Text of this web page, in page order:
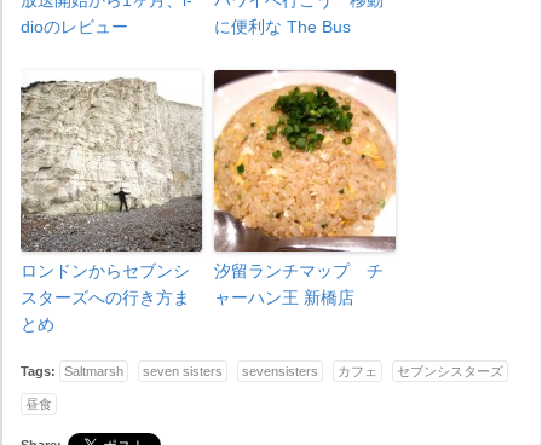
dioのレビュー
に便利な The Bus
ロンドンからセブンシ
スターズへの行き方ま
とめ
汐留ランチマップ チ
ャーハン王 新橋店
Tags: Saltmarsh seven sisters sevensisters カフェ セブンシスターズ
昼食